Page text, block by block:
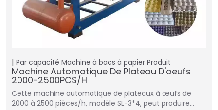
Par capacité Machine à bacs à papier Produit
Machine Automatique De Plateau D'oeufs
2000-2500PCS/H
Cette machine automatique de plateaux à œufs de
2000 à 2500 pièces/h, modèle SL-3*4, peut produire…